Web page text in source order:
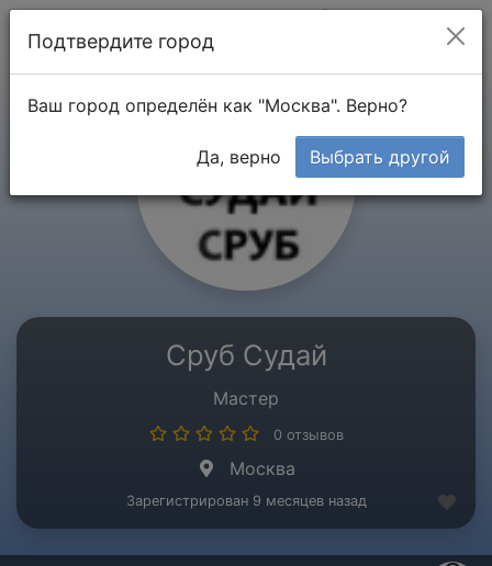
Сруб Судай
Мастер
0 отзывов
Москва
Зарегистрирован 9 месяцев назад
Подтвердите город
Ваш город определён как "Москва". Верно?
Да, верно Выбрать другой